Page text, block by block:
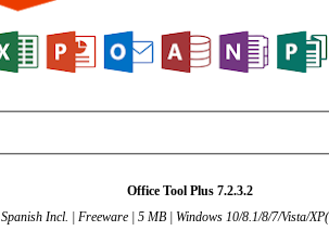
Office Tool Plus 7.2.3.2
Spanish Incl. | Freeware | 5 MB | Windows 10/8.1/8/7/Vista/